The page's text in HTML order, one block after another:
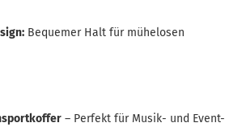
Bequemer Halt für mühelosen
– Perfekt für Musik- und Event-